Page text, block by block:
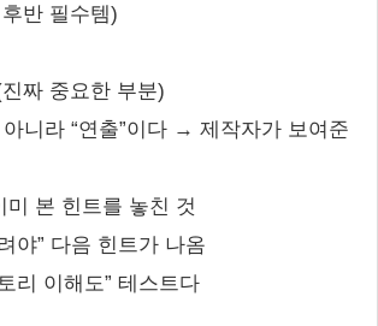
반 필수템)
짜 중요한 부분)
아니라 “연출”이다 → 제작자가 보여준
미 본 힌트를 놓친 것
야” 다음 힌트가 나옴
리 이해도” 테스트다